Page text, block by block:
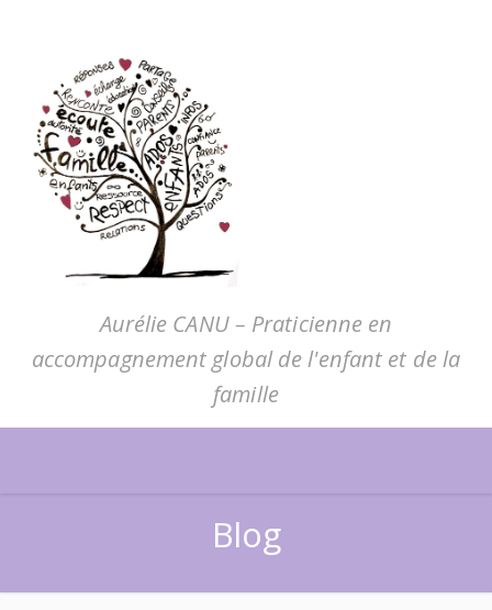
Aurélie CANU – Praticienne en
accompagnement global de l'enfant et de la
famille
Blog